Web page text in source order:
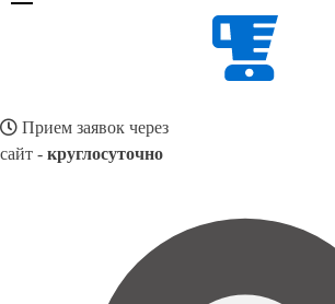
Прием заявок через
сайт - круглосуточно